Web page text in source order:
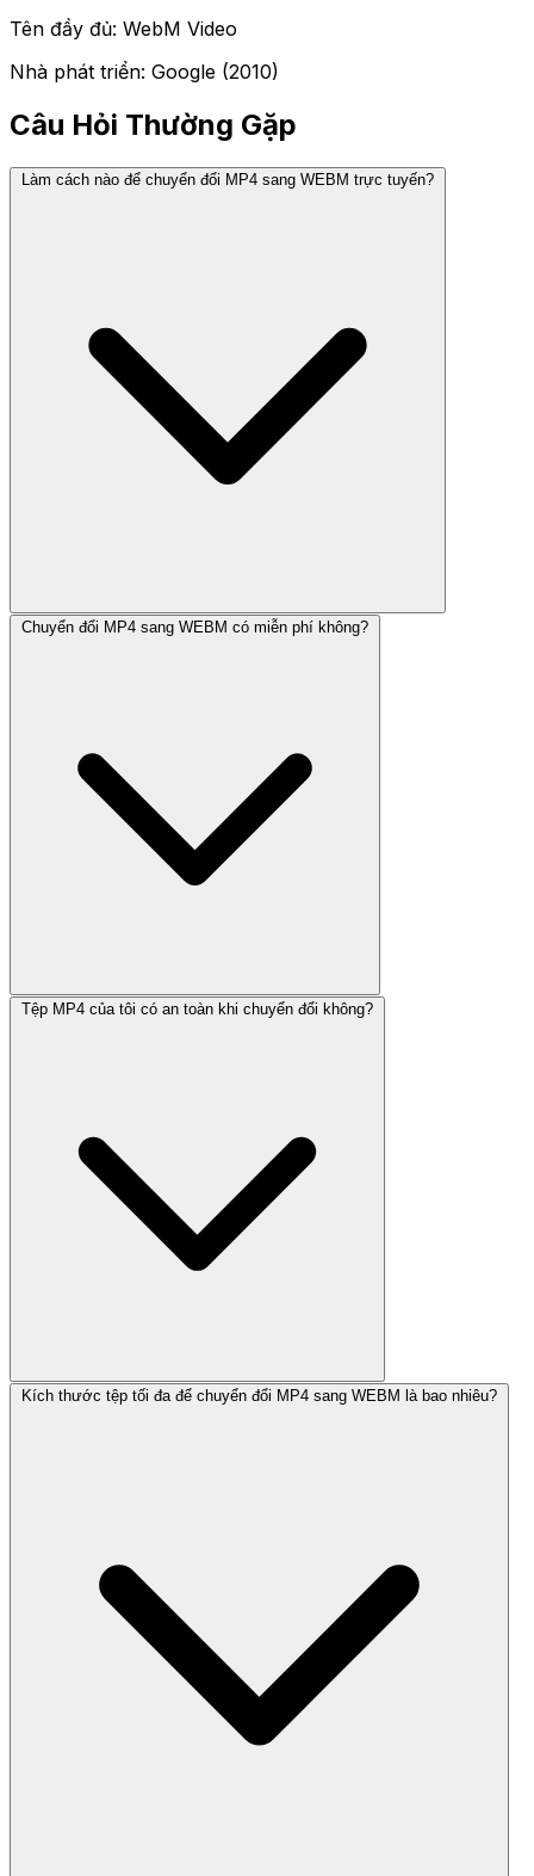
Tên đầy đủ: WebM Video
Nhà phát triển: Google (2010)
Câu Hỏi Thường Gặp
Làm cách nào để chuyển đổi MP4 sang WEBM trực tuyến?
Chuyển đổi MP4 sang WEBM có miễn phí không?
Tệp MP4 của tôi có an toàn khi chuyển đổi không?
Kích thước tệp tối đa để chuyển đổi MP4 sang WEBM là bao nhiêu?